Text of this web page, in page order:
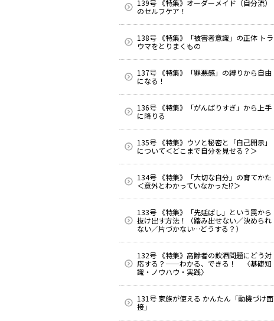
139号 《特集》オーダーメイド（自分流）
のセルフケア！
138号 《特集》「被害者意識」の正体 トラ
ウマをとりまくもの
137号 《特集》「罪悪感」の縛りから自由
になる！
136号 《特集》「がんばりすぎ」から上手
に降りる
135号 《特集》ウソと秘密と「自己開示」
について＜どこまで自分を見せる？＞
134号 《特集》「大切な自分」の育てかた
＜意外とわかっていなかった!?＞
133号 《特集》「先延ばし」という罠から
抜け出す方法！（踏み出せない／決められ
ない／片づかない…どうする？）
132号 《特集》高齢者の飲酒問題にどう対
応する？——わかる、できる！ 〈基礎知
識・ノウハウ・実践〉
131号 家族が使える かんたん「動機づけ面
接」